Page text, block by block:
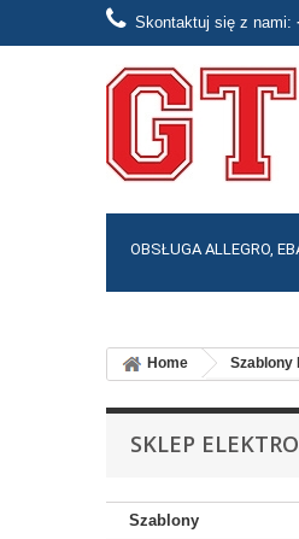
Skontaktuj się z nami:
OBSŁUGA ALLEGRO,
Home Szablony
SKLEP
Szablony